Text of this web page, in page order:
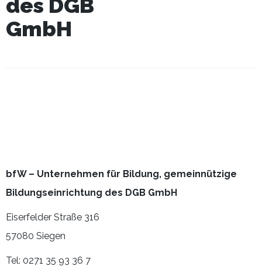
des DGB
GmbH
bfW – Unternehmen für Bildung, gemeinnützige
Bildungseinrichtung des DGB GmbH
Eiserfelder Straße 316
57080 Siegen
Tel: 0271 35 93 36 7